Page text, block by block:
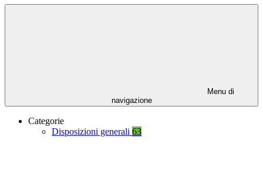
Menu di
navigazione
Categorie
Disposizioni generali 63